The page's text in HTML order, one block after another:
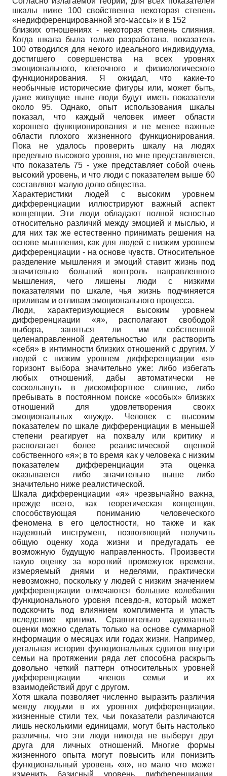
шкалы ниже 100 свойственна некоторая степень
«недифференцированной эго-массы» и в 152
близких отношениях - некоторая степень слияния.
Когда шкала была только разработана, показатель
100 отводился для некого идеального индивидуума,
достигшего совершенства на всех уровнях
эмоционального, клеточного и физиологического
функционирования. Я ожидал, что какие-то
необычные исторические фигуры или, может быть,
даже живущие ныне люди будут иметь показатели
около 95. Однако, опыт использования шкалы
показал, что каждый человек имеет области
хорошего функционирования и не менее важные
области плохого жизненного функционирования.
Пока не удалось проверить шкалу на людях
предельно высокого уровня, но мне представляется,
что показатель 75 - уже представляет собой очень
высокий уровень, и что люди с показателем выше 60
составляют малую долю общества.
Характеристики людей с высоким уровнем
дифференциации иллюстрируют важный аспект
концепции. Эти люди обладают полной ясностью
относительно различий между эмоцией и мыслью, и
для них так же естественно принимать решения на
основе мышления, как для людей с низким уровнем
дифференциации - на основе чувств. Относительное
разделение мышления и эмоций ставит жизнь под
значительно больший контроль направленного
мышления, чего лишены люди с низкими
показателями по шкале, чья жизнь подчиняется
приливам и отливам эмоционального процесса.
Люди, характеризующиеся высоким уровнем
дифференциации «я», располагают свободой
выбора, заняться ли им собственной
целенаправленной деятельностью или растворить
«себя» в интимности близких отношений с другим. У
людей с низким уровнем дифференциации «я»
горизонт выбора значительно уже: либо избегать
любых отношений, дабы автоматически не
соскользнуть в дискомфортное слияние, либо
пребывать в постоянном поиске «особых» близких
отношений для удовлетворения своих
эмоциональных «нужд». Человек с высоким
показателем по шкале дифференциации в меньшей
степени реагирует на похвалу или критику и
располагает более реалистической оценкой
собственного «я»; в то время как у человека с низким
показателем дифференциации эта оценка
оказывается либо значительно выше либо
значительно ниже реалистической.
Шкала дифференциации «я» чрезвычайно важна,
прежде всего, как теоретическая концепция,
способствующая пониманию человеческого
феномена в его целостности, но также и как
надежный инструмент, позволяющий получить
общую оценку хода жизни и предугадать ее
возможную будущую направленность. Произвести
такую оценку за короткий промежуток времени,
измеряемый днями и неделями, практически
невозможно, поскольку у людей с низким значением
дифференциации отмечаются большие колебания
функционального уровня псевдо-я, который может
подскочить под влиянием комплимента и упасть
вследствие критики. Сравнительно адекватные
оценки можно сделать только на основе суммарной
информации о месяцах или годах жизни. Например,
детальная история функциональных сдвигов внутри
семьи на протяжении ряда лет способна раскрыть
довольно четкий паттерн относительных уровней
дифференциации членов семьи и их
взаимодействий друг с другом.
Хотя шкала позволяет численно выразить различия
между людьми в их уровнях дифференциации,
жизненные стили тех, чьи показатели различаются
лишь несколькими единицами, могут быть настолько
различны, что эти люди никогда не выберут друг
друга для личных отношений. Многие формы
жизненного опыта могут повысить или понизить
функциональный уровень «я», но мало что может